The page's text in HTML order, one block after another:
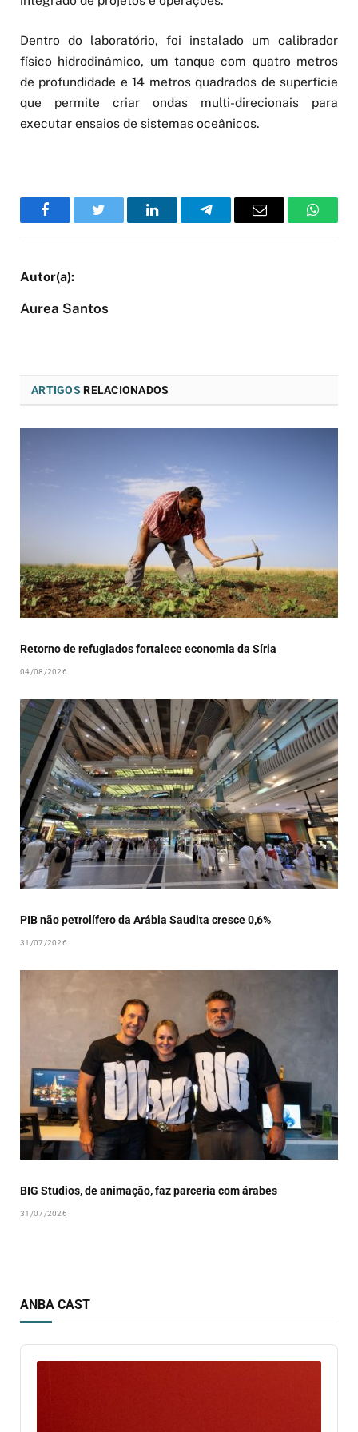
Dentro do laboratório, foi instalado um calibrador
físico hidrodinâmico, um tanque com quatro metros
de profundidade e 14 metros quadrados de superfície
que permite criar ondas multi-direcionais para
executar ensaios de sistemas oceânicos.
FacebookTwitter LinkedInTelegramEmail
Aurea Santos
ARTIGOS RELACIONADOS
Retorno de refugiados fortalece economia da Síria
04/08/2026
PIB não petrolífero da Arábia Saudita cresce 0,6%
31/07/2026
BIG Studios, de animação, faz parceria com árabes
31/07/2026
ANBA CAST
Audio
Player